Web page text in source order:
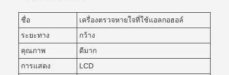
ชื่อ
เครื่องตรวจหายใจที่ใช้แอลกอฮอล์
ระยะทาง
กว้าง
คุณภาพ
ดีมาก
การแสดง
LCD